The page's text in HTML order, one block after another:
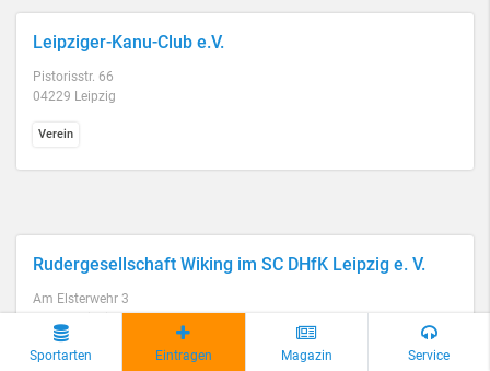
Leipziger-Kanu-Club e.V.
Pistorisstr. 66
04229 Leipzig
Verein
Rudergesellschaft Wiking im SC DHfK Leipzig e. V.
Am Elsterwehr 3
Verein
Sportarten Eintragen Magazin Service